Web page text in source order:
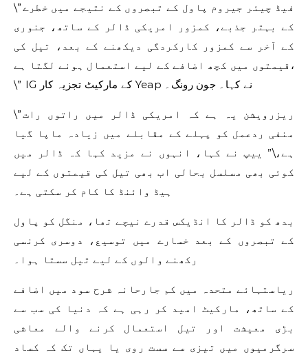
\”فیڈ چیئر جیروم پاول کے تبصروں کے نتیجے میں خطرے
کے بہتر جذبے، کمزور امریکی ڈالر کے ساتھ، جنوری
کے آخر سے کمزور کارکردگی دیکھنے کے بعد، تیل کی
قیمتوں میں کچھ اضافے کے لیے استعمال ہونے لگتا ہے،
\” IG کے مارکیٹ تجزیہ کار Yeap نے کہا۔ جون رونگ۔
\”ریزرویشن یہ ہے کہ امریکی ڈالر میں راتوں رات
منفی ردعمل کو پہلے کے مقابلے میں زیادہ ماپا گیا
ہے،\” ییپ نے کہا، انہوں نے مزید کہا کہ ڈالر میں
کوئی بھی مسلسل بحالی اب بھی تیل کی قیمتوں کے لیے
ہیڈ وائنڈ کا کام کر سکتی ہے۔
بدھ کو ڈالر کا انڈیکس قدرے نیچے تھا، منگل کو پاول
کے تبصروں کے بعد خسارے میں توسیع، دوسری کرنسی
رکھنے والوں کے لیے تیل سستا ہوا۔
ریاستہائے متحدہ میں کم جارحانہ شرح سود میں اضافے
کے ساتھ، مارکیٹ امید کر رہی ہے کہ دنیا کی سب سے
بڑی معیشت اور تیل استعمال کرنے والے معاشی
سرگرمیوں میں تیزی سے سست روی یا یہاں تک کہ کساد